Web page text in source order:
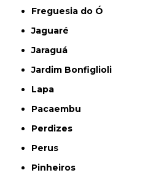
Freguesia do Ó
Jaguaré
Jaraguá
Jardim Bonfiglioli
Lapa
Pacaembu
Perdizes
Perus
Pinheiros